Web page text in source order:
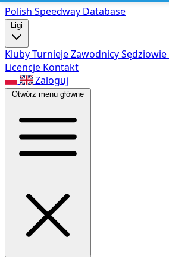
Polish Speedway Database
Ligi
KlubyTurniejeZawodnicySędziowie
Licencje Kontakt
Zaloguj
Otwórz menu główne